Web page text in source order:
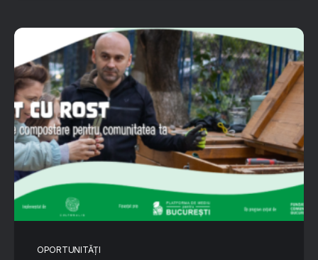
OPORTUNITĂȚI